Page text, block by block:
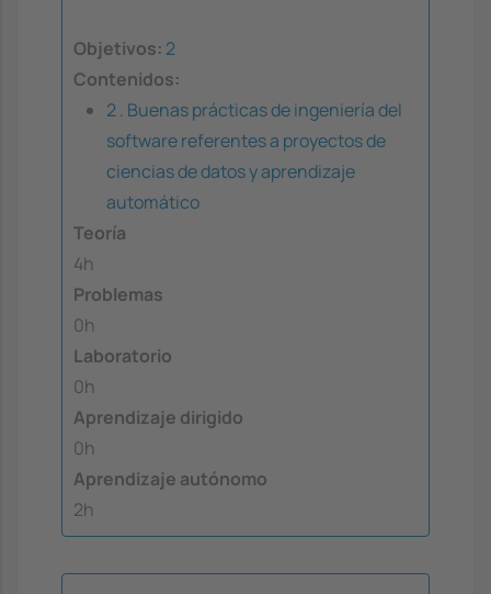
Objetivos: 2
Contenidos:
2 . Buenas prácticas de ingeniería del
software referentes a proyectos de
ciencias de datos y aprendizaje
automático
Teoría
4h
Problemas
0h
Laboratorio
0h
Aprendizaje dirigido
0h
Aprendizaje autónomo
2h